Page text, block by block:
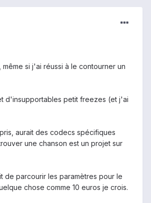
si j'ai réussi à le contourner un
d'insupportables petit freezes (et j'ai
aurait des codecs spécifiques
une chanson est un projet sur
de parcourir les paramètres pour le
chose comme 10 euros je crois.